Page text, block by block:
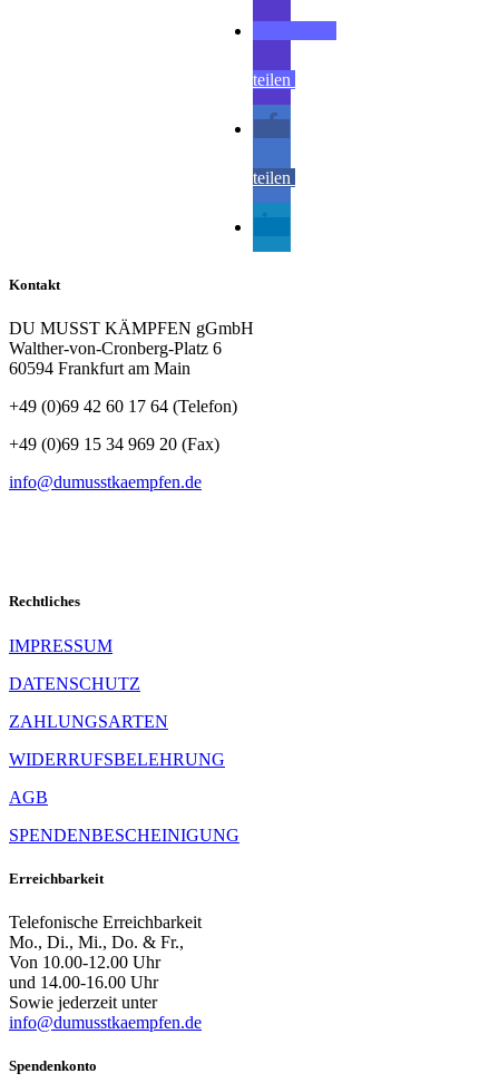
teilen
teilen
Kontakt
DU MUSST KÄMPFEN gGmbH
Walther-von-Cronberg-Platz 6
60594 Frankfurt am Main
+49 (0)69 42 60 17 64 (Telefon)
+49 (0)69 15 34 969 20 (Fax)
info@dumusstkaempfen.de
Rechtliches
IMPRESSUM
DATENSCHUTZ
ZAHLUNGSARTEN
WIDERRUFSBELEHRUNG
AGB
SPENDENBESCHEINIGUNG
Erreichbarkeit
Telefonische Erreichbarkeit
Mo., Di., Mi., Do. & Fr.,
Von 10.00-12.00 Uhr
und 14.00-16.00 Uhr
Sowie jederzeit unter
info@dumusstkaempfen.de
Spendenkonto